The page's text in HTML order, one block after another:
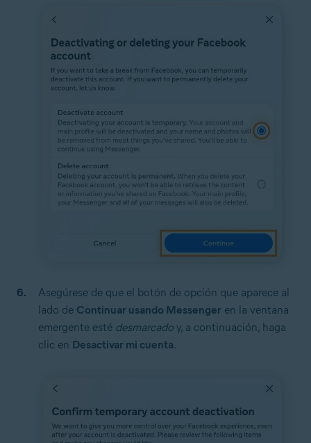
Asegúrese de que el botón de opción que aparece al
lado de Continuar usando Messenger en la ventana
emergente esté desmarcado y, a continuación, haga
clic en Desactivar mi cuenta.